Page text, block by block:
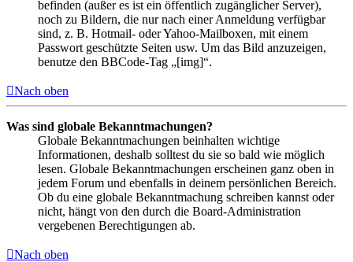
befinden (außer es ist ein öffentlich zugänglicher Server),
noch zu Bildern, die nur nach einer Anmeldung verfügbar
sind, z. B. Hotmail- oder Yahoo-Mailboxen, mit einem
Passwort geschützte Seiten usw. Um das Bild anzuzeigen,
benutze den BBCode-Tag „[img]“.
Nach oben
Was sind globale Bekanntmachungen?
Globale Bekanntmachungen beinhalten wichtige
Informationen, deshalb solltest du sie so bald wie möglich
lesen. Globale Bekanntmachungen erscheinen ganz oben in
jedem Forum und ebenfalls in deinem persönlichen Bereich.
Ob du eine globale Bekanntmachung schreiben kannst oder
nicht, hängt von den durch die Board-Administration
vergebenen Berechtigungen ab.
Nach oben